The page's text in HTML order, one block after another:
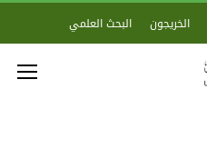
الخريجون البحث العلمي